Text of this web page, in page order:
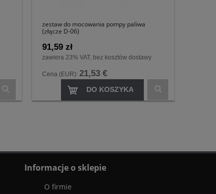
zestaw do mocowania pompy paliwa
(złącze D-06)
91,59 zł
zawiera 23% VAT, bez kosztów dostawy
Cena (EUR): 21,53 €
DO KOSZYKA
Informacje o sklepie
O firmie